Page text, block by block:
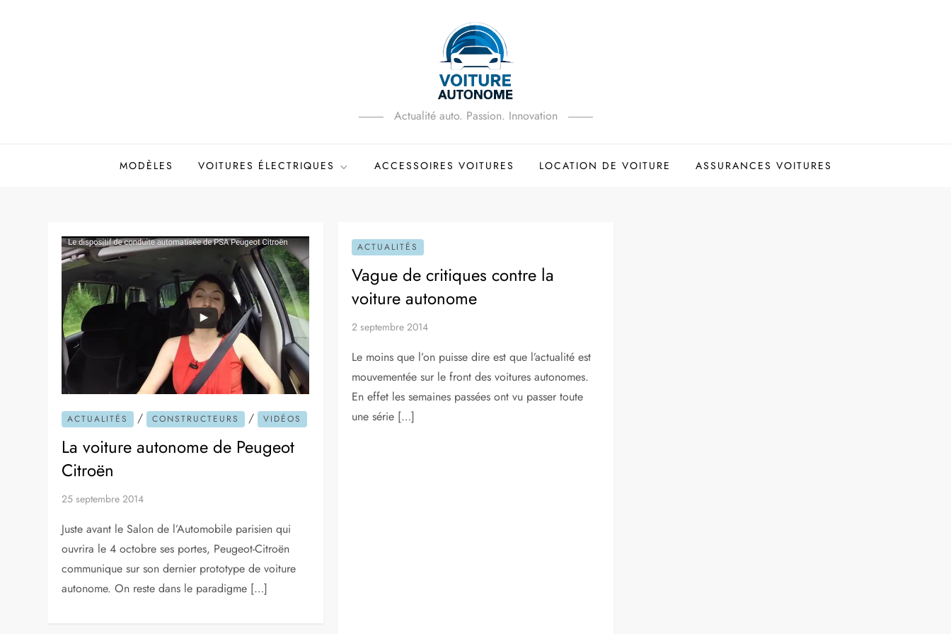
Actualité auto. Passion. Innovation
MODÈLES VOITURES ÉLECTRIQUES ACCESSOIRES VOITURES LOCATION DE VOITURE ASSURANCES VOITURES
ACTUALITÉS / CONSTRUCTEURS / VIDÉOS
La voiture autonome de Peugeot
Citroën
25 septembre 2014
Juste avant le Salon de l’Automobile parisien qui
ouvrira le 4 octobre ses portes, Peugeot-Citroën
communique sur son dernier prototype de voiture
autonome. On reste dans le paradigme […]
ACTUALITÉS
Vague de critiques contre la
voiture autonome
2 septembre 2014
Le moins que l’on puisse dire est que l’actualité est
mouvementée sur le front des voitures autonomes.
En effet les semaines passées ont vu passer toute
une série […]